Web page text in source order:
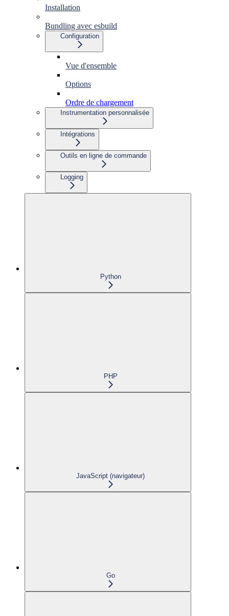
Installation
Bundling avec esbuild
Configuration
Vue d'ensemble
Options
Ordre de chargement
Instrumentation personnalisée
Intégrations
Outils en ligne de commande
Logging
Python
PHP
JavaScript (navigateur)
Go